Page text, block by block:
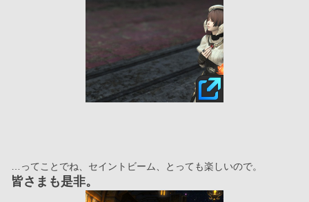
…ってことでね、セイントビーム、とっても楽しいので。
皆さまも是非。